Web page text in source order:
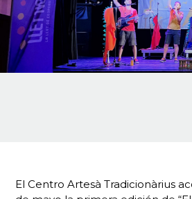
El Centro Artesà Tradicionàrius